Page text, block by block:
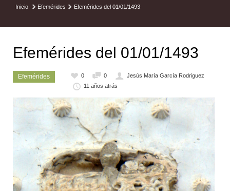
Inicio Efemérides Efemérides del 01/01/1493
Efemérides del 01/01/1493
Efemérides 0 0
Jesús María García Rodriguez
11 años atrás